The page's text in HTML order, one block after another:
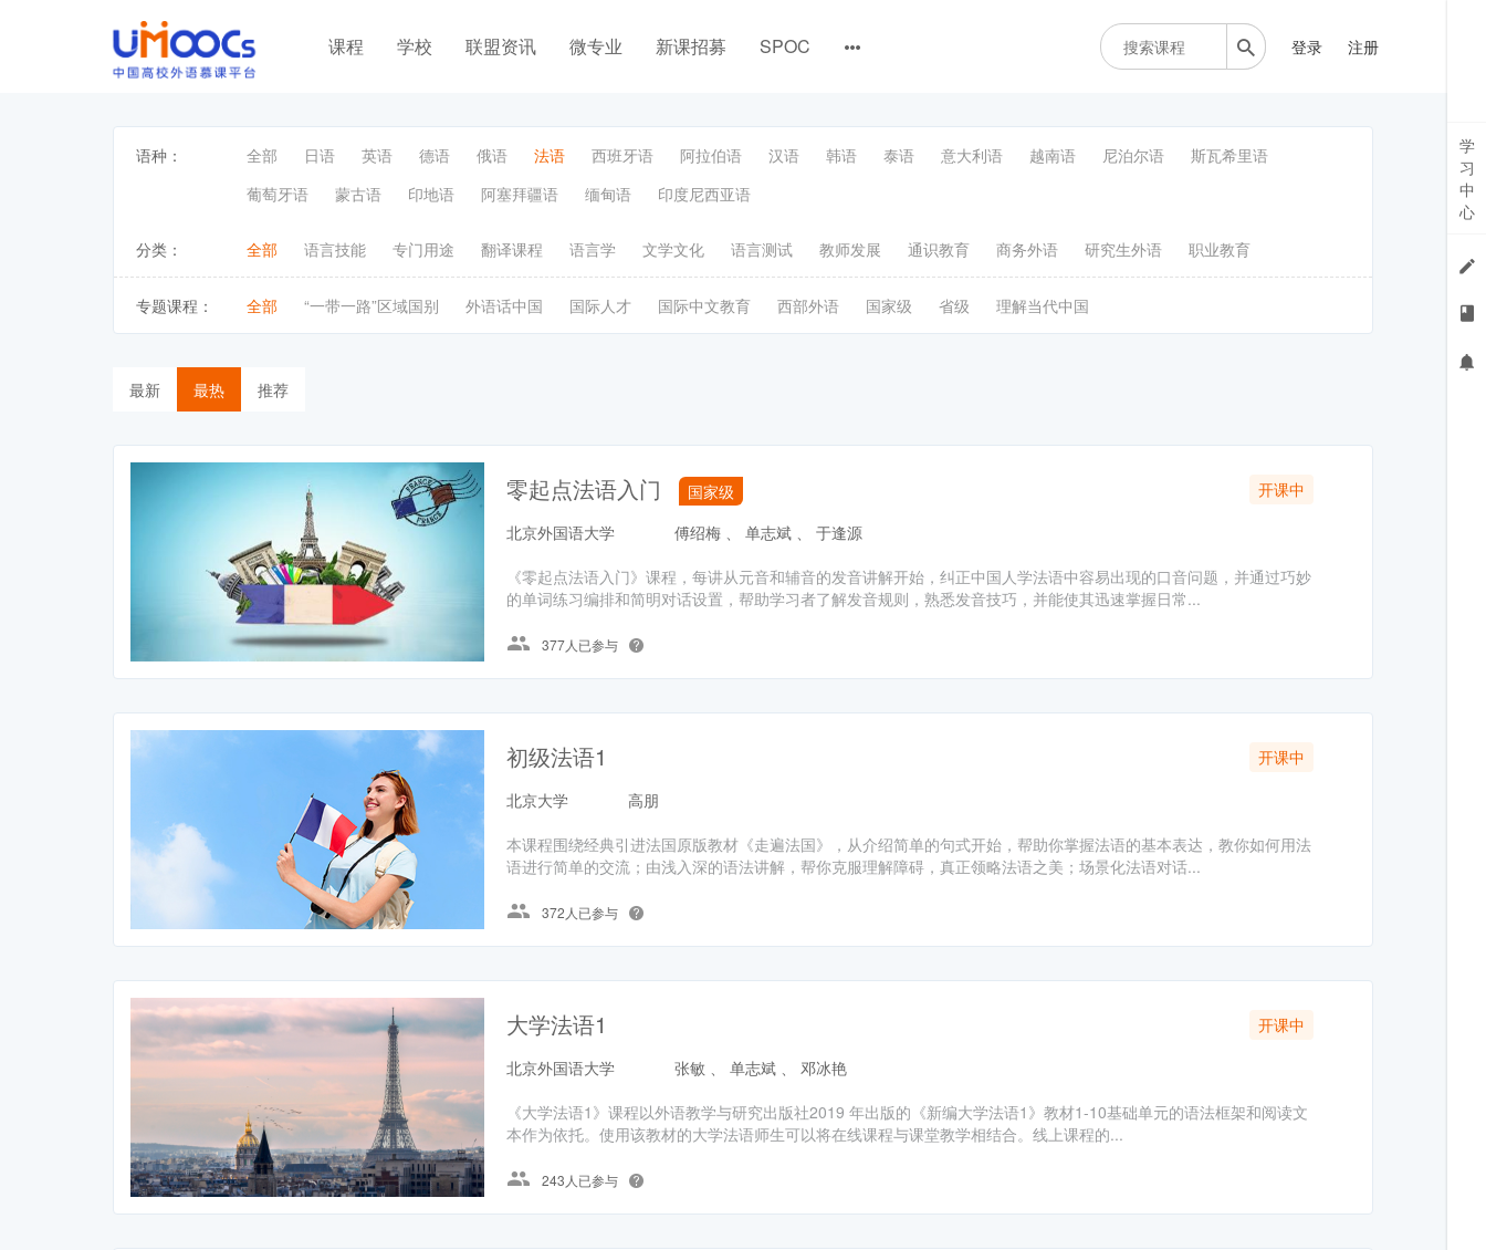
课程 学校 联盟资讯 微专业 新课招募 SPOC 登录 注册
语种： 全部 日语 英语 德语 俄语 法语 西班牙语 阿拉伯语 汉语 韩语 泰语 意大利语 越南语 尼泊尔语
斯瓦希里语
葡萄牙语
蒙古语 印地语 阿塞拜疆语 缅甸语 印度尼西亚语
分类： 全部 语言技能 专门用途 翻译课程 语言学 文学文化 语言测试 教师发展 通识教育 商务外语 研究生外语 职业教育
专题课程： 全部 “一带一路”区域国别 外语话中国 国际人才 国际中文教育 西部外语 国家级 省级 理解当代中国
最新 最热 推荐
零起点法语入门 国家级
开课中
北京外国语大学
傅绍梅 、 单志斌 、 于逢源
《零起点法语入门》课程，每讲从元音和辅音的发音讲解开始，纠正中国人学法语中容易出现的口音问题，并通过巧妙
的单词练习编排和简明对话设置，帮助学习者了解发音规则，熟悉发音技巧，并能使其迅速掌握日常...
377人已参与
初级法语1
开课中
北京大学
高朋
本课程围绕经典引进法国原版教材《走遍法国》，从介绍简单的句式开始，帮助你掌握法语的基本表达，教你如何用法
语进行简单的交流；由浅入深的语法讲解，帮你克服理解障碍，真正领略法语之美；场景化法语对话...
372人已参与
大学法语1
开课中
北京外国语大学
张敏 、 单志斌 、 邓冰艳
《大学法语1》课程以外语教学与研究出版社2019 年出版的《新编大学法语1》教材1-10基础单元的语法框架和阅读文
本作为依托。使用该教材的大学法语师生可以将在线课程与课堂教学相结合。线上课程的...
243人已参与
学
习
中
心